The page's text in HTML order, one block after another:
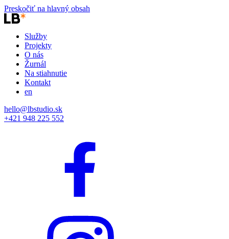
Preskočiť na hlavný obsah
Služby
Projekty
O nás
Žurnál
Na stiahnutie
Kontakt
en
hello@lbstudio.sk
+421 948 225 552